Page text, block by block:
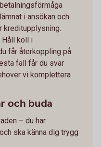
i ansökan och
kreditupplysning.
Håll koll i
får återkoppling på
fall får du svar
vi komplettera
och buda
– du har
ska känna dig trygg